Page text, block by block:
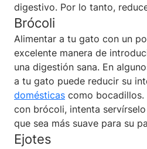
digestivo. Por lo tanto,
Brócoli
Alimentar a tu gato con un
excelente manera de
una digestión sana. En
a tu gato puede reducir su
domésticas como bocadillos.
con brócoli, intenta
que sea más suave para su
Ejotes